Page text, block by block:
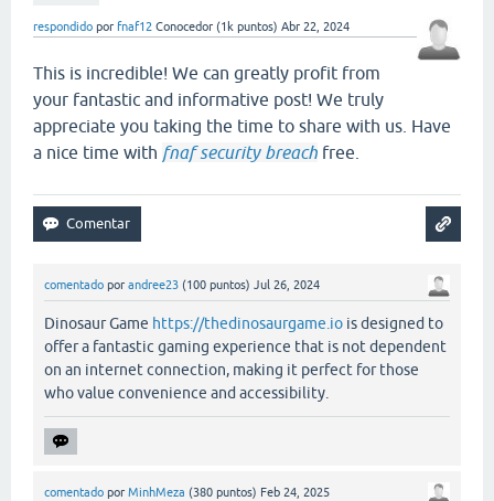
respondido por fnaf12 Conocedor (1k puntos) Abr 22, 2024
This is incredible! We can greatly profit from
your fantastic and informative post! We truly
appreciate you taking the time to share with us. Have
a nice time with fnaf security breach free.
comentado por andree23 (100 puntos) Jul 26, 2024
Dinosaur Game https://thedinosaurgame.io is designed to
offer a fantastic gaming experience that is not dependent
on an internet connection, making it perfect for those
who value convenience and accessibility.
comentado por MinhMeza (380 puntos) Feb 24, 2025